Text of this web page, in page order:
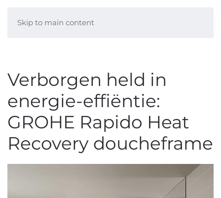
Skip to main content
Verborgen held in
energie-effiëntie:
GROHE Rapido Heat
Recovery doucheframe